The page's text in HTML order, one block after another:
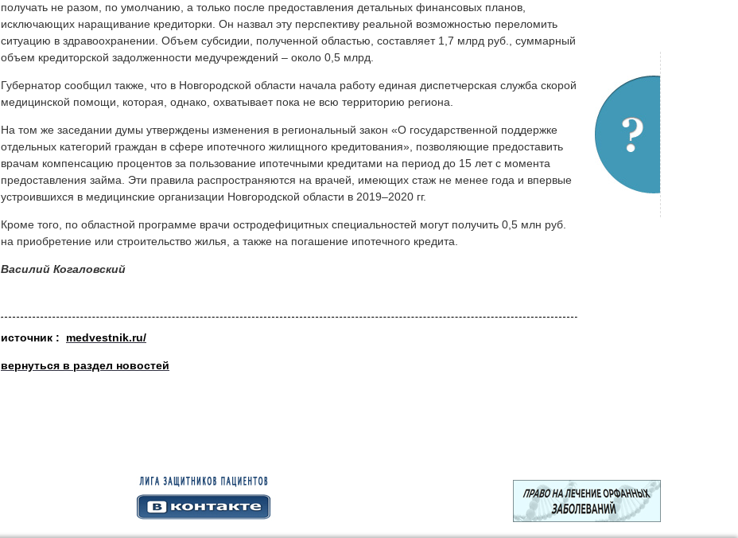
получать не разом, по умолчанию, а только после предоставления детальных финансовых планов,
исключающих наращивание кредиторки. Он назвал эту перспективу реальной возможностью переломить
ситуацию в здравоохранении. Объем субсидии, полученной областью, составляет 1,7 млрд руб., суммарный
объем кредиторской задолженности медучреждений – около 0,5 млрд.
Губернатор сообщил также, что в Новгородской области начала работу единая диспетчерская служба скорой
медицинской помощи, которая, однако, охватывает пока не всю территорию региона.
На том же заседании думы утверждены изменения в региональный закон «О государственной поддержке
отдельных категорий граждан в сфере ипотечного жилищного кредитования», позволяющие предоставить
врачам компенсацию процентов за пользование ипотечными кредитами на период до 15 лет с момента
предоставления займа. Эти правила распространяются на врачей, имеющих стаж не менее года и впервые
устроившихся в медицинские организации Новгородской области в 2019–2020 гг.
Кроме того, по областной программе врачи остродефицитных специальностей могут получить 0,5 млн руб.
на приобретение или строительство жилья, а также на погашение ипотечного кредита.
Василий Когаловский
источник : medvestnik.ru/
вернуться в раздел новостей